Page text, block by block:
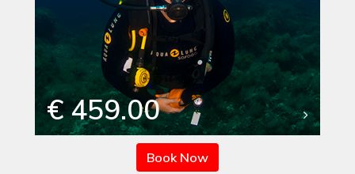
€ 459.00
Book Now